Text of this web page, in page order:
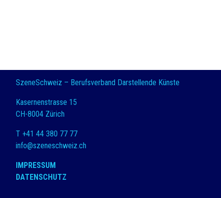
SzeneSchweiz – Berufsverband Darstellende Künste
Kasernenstrasse 15
CH-8004 Zürich
T +41 44 380 77 77
info@szeneschweiz.ch
IMPRESSUM
DATENSCHUTZ